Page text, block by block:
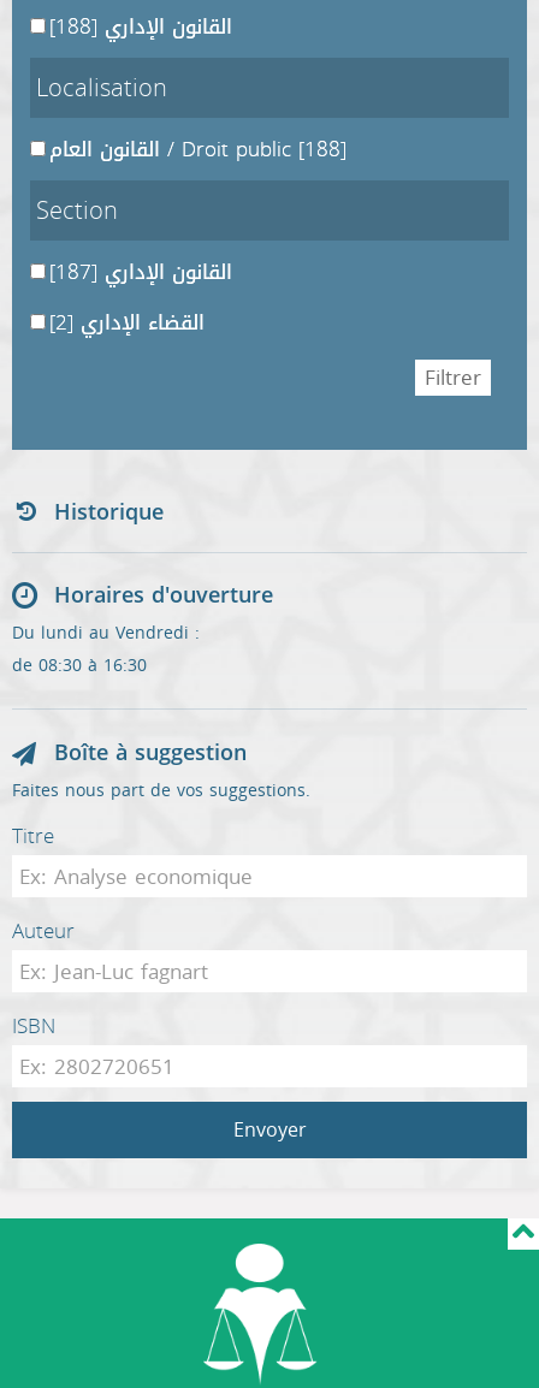
القانون الإداري [188]
Localisation
القانون العام / Droit public [188]
Section
القانون الإداري [187]
القضاء الإداري [2]
Historique
Horaires d'ouverture
Du lundi au Vendredi :
de 08:30 à 16:30
Boîte à suggestion
Faites nous part de vos suggestions.
Titre
Auteur
ISBN
Envoyer